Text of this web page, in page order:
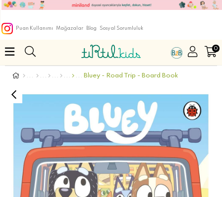
Puan Kullanımı Mağazalar Blog Sosyal Sorumluluk
0
Bluey - Road Trip - Board Book